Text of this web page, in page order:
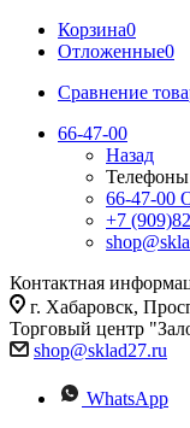
Корзина0
Отложенные0
Сравнение
66-47-00
Назад
Телефоны
66-47-00
+7
Контактная
г. Хабаровск,
Торговый центр
shop@sklad27.ru
WhatsApp